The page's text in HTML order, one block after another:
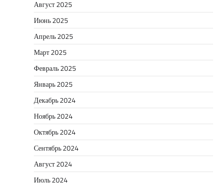
Август 2025
Июнь 2025
Апрель 2025
Март 2025
Февраль 2025
Январь 2025
Декабрь 2024
Ноябрь 2024
Октябрь 2024
Сентябрь 2024
Август 2024
Июль 2024